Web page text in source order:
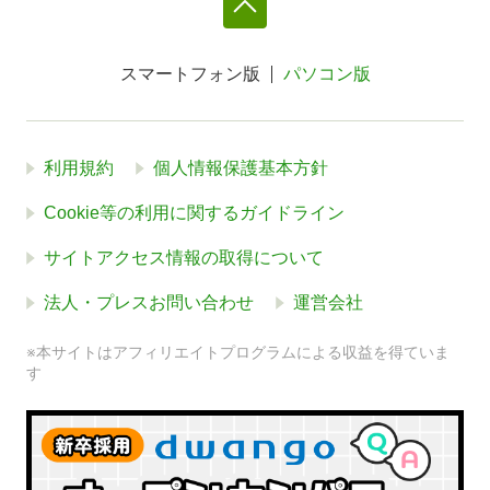
スマートフォン版 パソコン版
利用規約 個人情報保護基本方針
Cookie等の利用に関するガイドライン
サイトアクセス情報の取得について
法人・プレスお問い合わせ 運営会社
※本サイトはアフィリエイトプログラムによる収益を得ていま
す